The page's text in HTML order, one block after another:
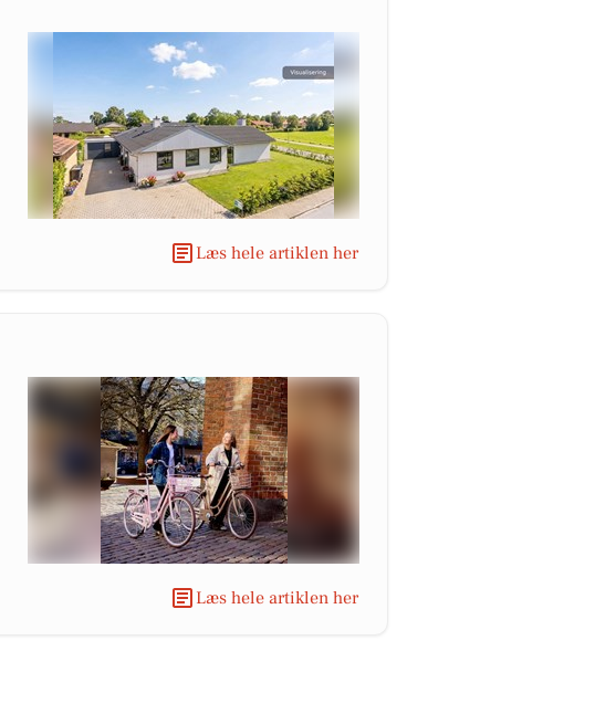
Læs hele artiklen her
Læs hele artiklen her